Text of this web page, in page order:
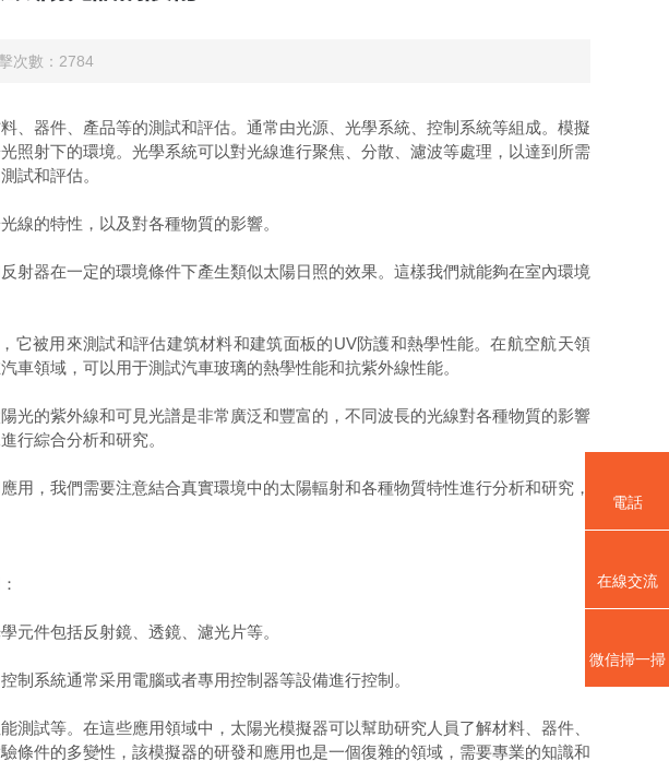
次數：2784
器件、產品等的測試和評估。通常由光源、光學系統、控制系統等組成。模擬
照射下的環境。光學系統可以對光線進行聚焦、分散、濾波等處理，以達到所需
試和評估。
的特性，以及對各種物質的影響。
器在一定的環境條件下產生類似太陽日照的效果。這樣我們就能夠在室內環境
被用來測試和評估建筑材料和建筑面板的UV防護和熱學性能。在航空航天領
領域，可以用于測試汽車玻璃的熱學性能和抗紫外線性能。
的紫外線和可見光譜是非常廣泛和豐富的，不同波長的光線對各種物質的影響
行綜合分析和研究。
，我們需要注意結合真實環境中的太陽輻射和各種物質特性進行分析和研究，
件包括反射鏡、透鏡、濾光片等。
系統通常采用電腦或者專用控制器等設備進行控制。
試等。在這些應用領域中，太陽光模擬器可以幫助研究人員了解材料、器件、
條件的多變性，該模擬器的研發和應用也是一個復雜的領域，需要專業的知識和
電話
在線交流
微信掃一掃